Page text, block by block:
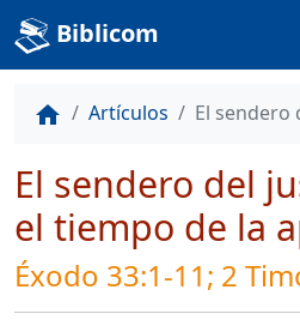
Biblicom
home Artículos El sendero
El sendero del
el tiempo de la
Éxodo 33:1-11; 2